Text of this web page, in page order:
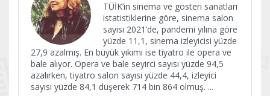
TÜİK’in sinema ve gösteri sanatları
istatistiklerine göre, sinema salon
sayısı 2021’de, pandemi yılına göre
yüzde 11,1, sinema izleyicisi yüzde
27,9 azalmış. En büyük yıkımı ise tiyatro ile opera ve
bale alıyor. Opera ve bale seyirci sayısı yüzde 94,5
azalırken, tiyatro salon sayısı yüzde 44,4, izleyici
sayısı yüzde 84,1 düşerek 714 bin 864 olmuş. ...